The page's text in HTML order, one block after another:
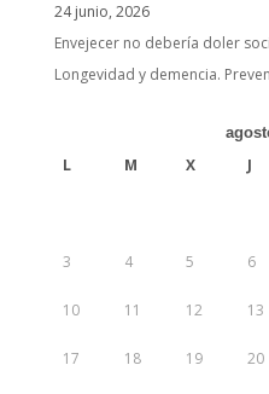
24 junio, 2026
Envejecer no debería doler
Longevidad y demencia.
L M X J
3 4 5 6
10 11 12 13
17 18 19 20